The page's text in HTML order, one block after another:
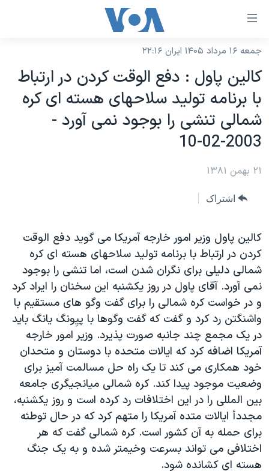
لینکهای
دسترسی
جهش
محتوای
اصلی
جهش
صفحه
جهش
جستجو
نسخه سبک وب‌سایت
موضوع ها
ایران
جهان
ورزشی
ویژه برنامه‌ها
ویدیوها
فرهنگ و زندگی
حقوق شهروندی
اقتصادی
علم و فناوری
اسرائیل در جنگ
گالری عکس
آرشیو پخش زنده
برنامه های تلویزیونی
جدول برنامه ها
صفحه‌های ویژه
جام جهانی ۲۰۲۶
۲۵۰سالگی آمریکا
بایگانی برنامه‌های تلویزیونی
مستندها
انتخابات ریاست جمهوری آمریکا ۲۰۲۴
حمله جمهوری اسلامی به اسرائیل
رمز مهسا
ورزش زنان در ایران
اعتراضات زن، زندگی، آزادی
مجموعه مستندهای دادخواهی
تریبونال مردمی آبان ۹۸
دادگاه حمید نوری
فرکانس‌های صدای آمریکا
یادگیری زبان انگلیسی
دنبال کنید
زبانهای مختلف
جمعه ۱۶ مرداد ۱۴۰۵ ایران ۲۲:۱۶
کالين پاول : دفع الوقت کردن در ارتباط
با برنامه توليد سلاحهای هسته ای کره
شمالی تنشی را بوجود نمی آورد -
2003-02-10
۲۱ بهمن ۱۳۸۱
اشتراک
کالين پاول وزير امور خارجه آمريکا می گويد دفع الوقت
کردن در ارتباط با برنامه توليد سلاحهای هسته ای کره
شمالی دليلی برای نگران شدن است، اما تنشی را بوجود
نمی آورد. آقای پاول در روز يکشنبه اين سخنان را ايراد کرد
و در خواست کره شمالی را برای گفت وگو های مستقيم با
واشنگتن رد کرد و گفت که گفت وگوها با پيِونگ يانگ بايد
در يک مجمع چند جانبه صورت پذيرد. وزير امور خارجه
آمريکا اضافه کرد که ايالات متحده با دوستان و متحدان
خود همکاری می کند تا يک راه حل مسالمت آميز برای
وضعيت موجود پيدا کند. کره شمالی ميانجيگری جامعه
بين المللی را در اين اختلافات رد کرده است و روز يکشنبه،
مجددأ ايالات متده آمريکا را متهم کرد که در حال توطئه
برای حمله به آن کشور است. کره شمالی گفت که هر
اختلافی می تواند بسرعت وخيمتر شده و به يک جنگ
هسته ای کشانده شود.